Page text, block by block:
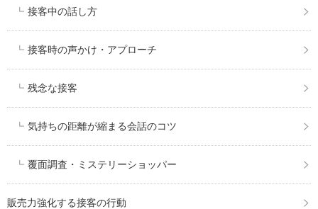
接客中の話し方
接客時の声かけ・アプローチ
残念な接客
気持ちの距離が縮まる会話のコツ
覆面調査・ミステリーショッパー
販売力強化する接客の行動